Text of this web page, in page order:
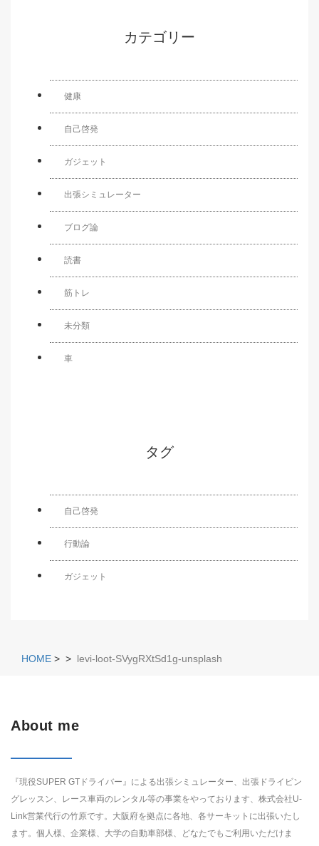
カテゴリー
健康
自己啓発
ガジェット
出張シミュレーター
ブログ論
読書
筋トレ
未分類
車
タグ
自己啓発
行動論
ガジェット
HOME > > levi-loot-SVygRXtSd1g-unsplash
About me
『現役SUPER GTドライバー』による出張シミュレーター、出張ドライビン
グレッスン、レース車両のレンタル等の事業をやっております、株式会社U-
Link営業代行の竹原です。大阪府を拠点に各地、各サーキットに出張いたし
ます。個人様、企業様、大学の自動車部様、どなたでもご利用いただけま